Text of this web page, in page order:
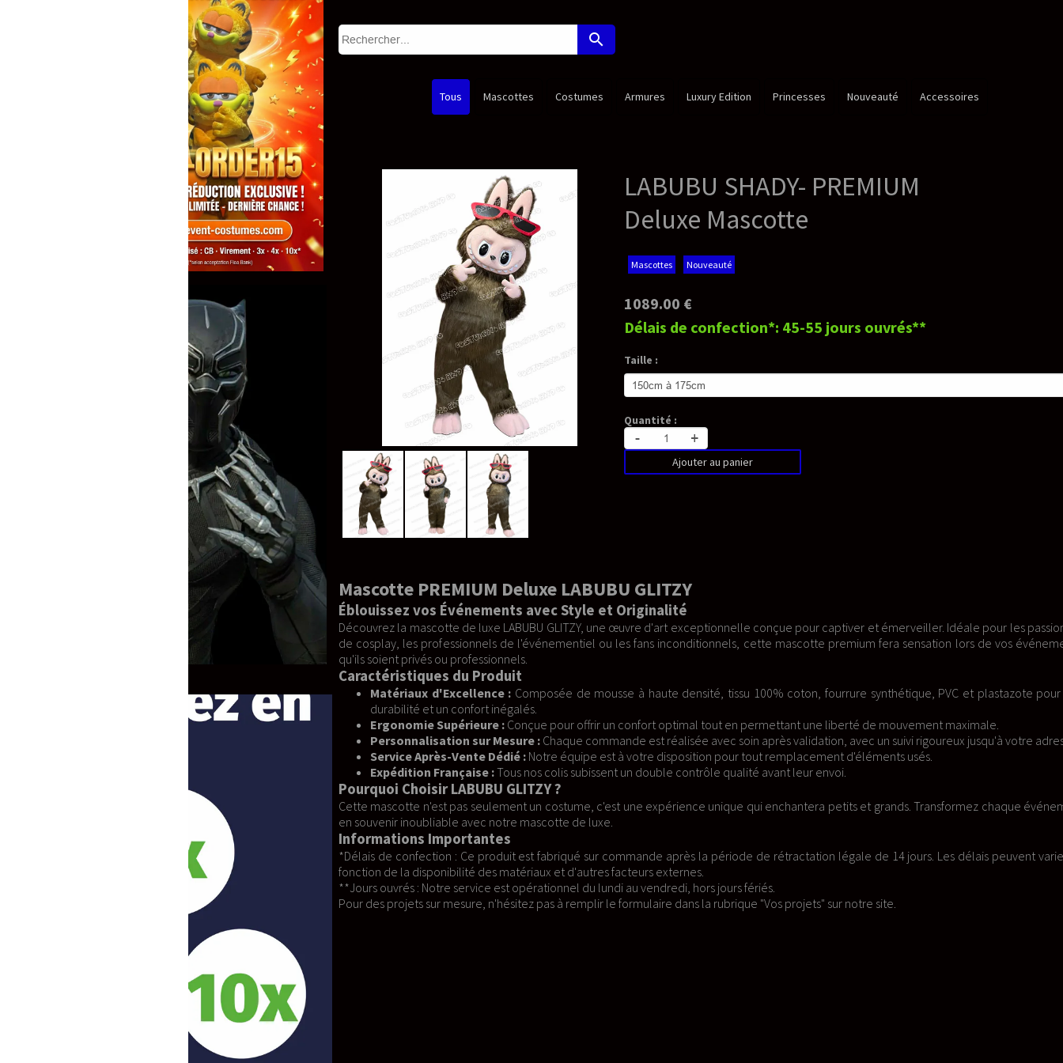
search
Tous Mascottes Armures Luxury Edition Princesses Nouveauté Accessoires
LABUBU SHADY- PREMIUM
Deluxe Mascotte
Mascottes Nouveauté
1089.00 €
Délais de confection*: 45-55 jours ouvrés**
Taille :
Quantité :
- +
Ajouter au panier
Mascotte PREMIUM Deluxe LABUBU GLITZY
Éblouissez vos Événements avec Style et Originalité
Découvrez la mascotte de luxe LABUBU GLITZY, une œuvre d'art exceptionnelle conçue pour captiver et émerveiller. Idéale pour les passionnés
de cosplay, les professionnels de l'événementiel ou les fans inconditionnels, cette mascotte premium fera sensation lors de vos événements,
qu'ils soient privés ou professionnels.
Matériaux d'Excellence :Composée de mousse à haute densité, tissu 100% coton, fourrure synthétique, PVC et plastazote pour une
durabilité et un confort inégalés.
Ergonomie Supérieure :
Conçue pour offrir un confort optimal tout en permettant une liberté de mouvement maximale.
Chaque commande est réalisée avec soin après validation, avec un suivi rigoureux jusqu'à votre adresse.
Notre équipe est à votre disposition pour tout remplacement d'éléments usés.
Tous nos colis subissent un double contrôle qualité avant leur envoi.
Pourquoi Choisir LABUBU GLITZY ?
Cette mascotte n'est pas seulement un costume, c'est une expérience unique qui enchantera petits et grands. Transformez chaque événement
en souvenir inoubliable avec notre mascotte de luxe.
Informations Importantes
*Délais de confection : Ce produit est fabriqué sur commande après la période de rétractation légale de 14 jours. Les délais peuvent varier en
fonction de la disponibilité des matériaux et d'autres facteurs externes.
**Jours ouvrés : Notre service est opérationnel du lundi au vendredi, hors jours fériés.
Pour des projets sur mesure, n'hésitez pas à remplir le formulaire dans la rubrique "Vos projets" sur notre site.